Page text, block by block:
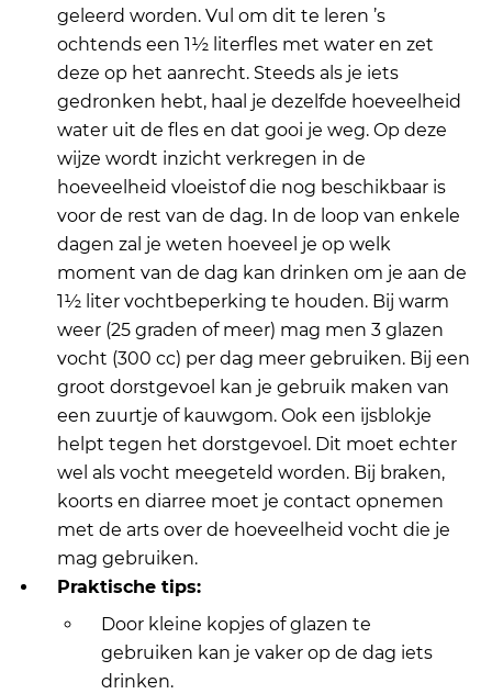
geleerd worden. Vul om dit te leren ’s
ochtends een 1½ literfles met water en zet
deze op het aanrecht. Steeds als je iets
gedronken hebt, haal je dezelfde hoeveelheid
water uit de fles en dat gooi je weg. Op deze
wijze wordt inzicht verkregen in de
hoeveelheid vloeistof die nog beschikbaar is
voor de rest van de dag. In de loop van enkele
dagen zal je weten hoeveel je op welk
moment van de dag kan drinken om je aan de
1½ liter vochtbeperking te houden. Bij warm
weer (25 graden of meer) mag men 3 glazen
vocht (300 cc) per dag meer gebruiken. Bij een
groot dorstgevoel kan je gebruik maken van
een zuurtje of kauwgom. Ook een ijsblokje
helpt tegen het dorstgevoel. Dit moet echter
wel als vocht meegeteld worden. Bij braken,
koorts en diarree moet je contact opnemen
met de arts over de hoeveelheid vocht die je
mag gebruiken.
Praktische tips:
Door kleine kopjes of glazen te
gebruiken kan je vaker op de dag iets
drinken.